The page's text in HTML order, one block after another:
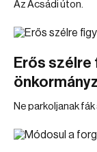
Az Acsádi úton.
Erős
Ne parkoljanak fák